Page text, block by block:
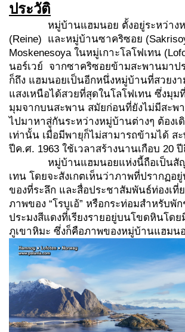
ประวัติ
หมู่บ้านแฮมนอย ตั้งอยู่ระหว่าง
(Reine) และหมู่บ้านซาคริซอย
Moskenesoya ในหมู่เกาะโลโฟเทน
นอร์เวย์ จากซาคริซอยข้ามสะพานมาป
ก็ถึง แฮมนอยเป็นอีกหนึ่งหมู่บ้านที่สวยง
แสงเหนือได้สวยที่สุดในโลโฟเทน ซึ่งมุม
มุมจากบนสะพาน สมัยก่อนที่ยังไม่มีสะพ
ไปมาหาสู่กันระหว่างหมู่บ้านต่างๆ ต้องเ
เท่านั้น เมื่อมีพายุก็ไม่สามารถข้ามได้ สะ
ปีค.ศ. 1963 ใช้เวลาสร้างนานเกือบ 20 ปี
หมู่บ้านแฮมนอยแห่งนี้ถือเป็นสั
เทน โดยจะสังเกตเห็นว่าภาพที่ปรากฏอ
ของที่ระลึก และสื่อประชาสัมพันธ์ท่องเ
ภาพของ “โรบูเอ้” หรือกระท่อมสำหรับพั
ประมงสีแดงที่เรียงรายอยู่บนโขดหินโด
ภูเขาหิมะ ซึ่งก็คือภาพของหมู่บ้านแฮมน